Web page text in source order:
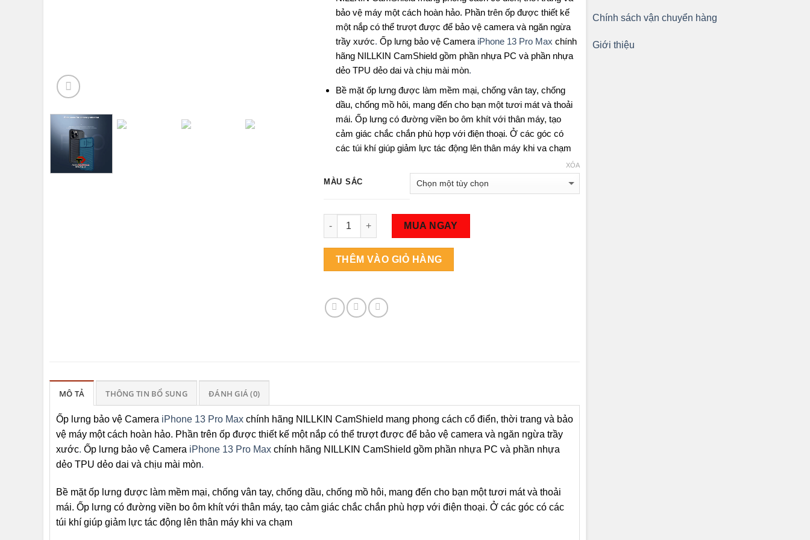
bảo vệ máy một cách hoàn hảo. Phần trên ốp được thiết kế
một nắp có thể trượt được để bảo vệ camera và ngăn ngừa
trầy xước. Ốp lưng bảo vệ Camera iPhone 13 Pro Max chính
hãng NILLKIN CamShield gồm phần nhựa PC và phần nhựa
dẻo TPU dẻo dai và chịu mài mòn.
Bề mặt ốp lưng được làm mềm mại, chống vân tay, chống
dầu, chống mồ hôi, mang đến cho bạn một tươi mát và thoải
mái. Ốp lưng có đường viền bo ôm khít với thân máy, tạo
cảm giác chắc chắn phù hợp với điện thoại. Ở các góc có
các túi khí giúp giảm lực tác động lên thân máy khi va chạm
MÀU SẮC
XÓA
Số lượng
MUA NGAY
THÊM VÀO GIỎ HÀNG
MÔ TẢ THÔNG TIN BỔ SUNG ĐÁNH GIÁ (0)
Ốp lưng bảo vệ Camera iPhone 13 Pro Max chính hãng NILLKIN CamShield mang phong cách cổ điển, thời trang và bảo
vệ máy một cách hoàn hảo. Phần trên ốp được thiết kế một nắp có thể trượt được để bảo vệ camera và ngăn ngừa trầy
xước. Ốp lưng bảo vệ Camera iPhone 13 Pro Max chính hãng NILLKIN CamShield gồm phần nhựa PC và phần nhựa
dẻo TPU dẻo dai và chịu mài mòn.
Bề mặt ốp lưng được làm mềm mại, chống vân tay, chống dầu, chống mồ hôi, mang đến cho bạn một tươi mát và thoải
mái. Ốp lưng có đường viền bo ôm khít với thân máy, tạo cảm giác chắc chắn phù hợp với điện thoại. Ở các góc có các
túi khí giúp giảm lực tác động lên thân máy khi va chạm
Chính sách vận chuyển hàng
Giới thiệu